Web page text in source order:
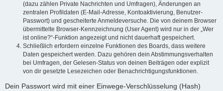
(dazu zählen Private Nachrichten und Umfragen), Änderungen an
zentralen Profildaten (E-Mail-Adresse, Kontoaktivierung, Benutzer-
Passwort) und gescheiterte Anmeldeversuche. Die von deinem Browser
übermittelte Browser-Kennzeichnung (User Agent) wird nur in der „Wer
ist online?“-Funktion angezeigt und nicht dauerhaft gespeichert.
Schließlich erfordern einzelne Funktionen des Boards, dass weitere
Daten gespeichert werden. Dazu gehören dein Abstimmungsverhalten
bei Umfragen, der Gelesen-Status von deinen Beiträgen oder explizit
von dir gesetzte Lesezeichen oder Benachrichtigungsfunktionen.
Dein Passwort wird mit einer Einwege-Verschlüsselung (Hash)